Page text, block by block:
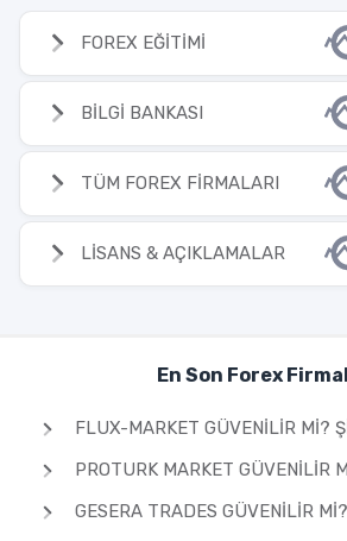
FOREX EĞİTİMİ
BİLGİ BANKASI
TÜM FOREX FİRMALARI
LİSANS & AÇIKLAMALAR
En Son Forex
FLUX-MARKET GÜVENILIR MI?
PROTURK MARKET GÜVENILIR MI?
GESERA TRADES GÜVENILIR MI?